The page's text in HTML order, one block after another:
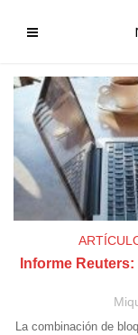
Informe
La combinación de